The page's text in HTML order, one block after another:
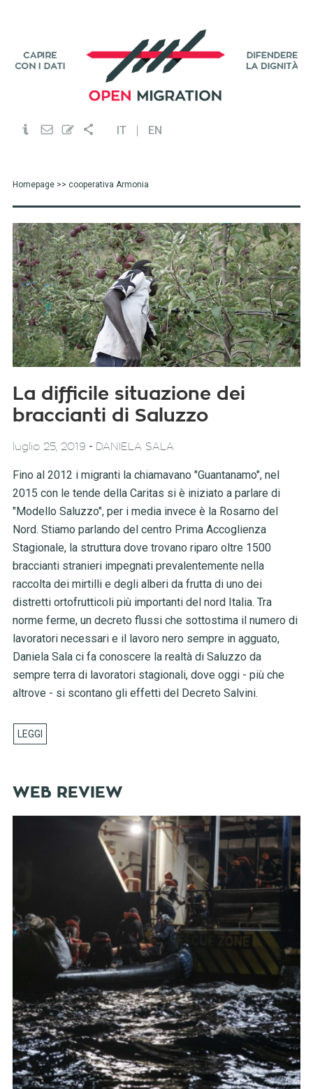
IT EN
Homepage>> cooperativa Armonia
La difficile situazione dei
braccianti di Saluzzo
luglio 25, 2019 - DANIELA SALA
Fino al 2012 i migranti la chiamavano "Guantanamo", nel
2015 con le tende della Caritas si è iniziato a parlare di
"Modello Saluzzo", per i media invece è la Rosarno del
Nord. Stiamo parlando del centro Prima Accoglienza
Stagionale, la struttura dove trovano riparo oltre 1500
braccianti stranieri impegnati prevalentemente nella
raccolta dei mirtilli e degli alberi da frutta di uno dei
distretti ortofrutticoli più importanti del nord Italia. Tra
norme ferme, un decreto flussi che sottostima il numero di
lavoratori necessari e il lavoro nero sempre in agguato,
Daniela Sala ci fa conoscere la realtà di Saluzzo da
sempre terra di lavoratori stagionali, dove oggi - più che
altrove - si scontano gli effetti del Decreto Salvini.
WEB REVIEW